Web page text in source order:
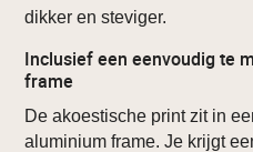
dikker en steviger.
Inclusief een eenvoudig te
frame
De akoestische print zit in
aluminium frame. Je krijgt